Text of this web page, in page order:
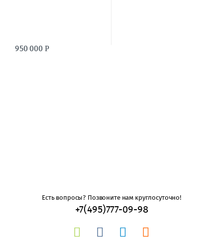
950 000 Р
Есть вопросы? Позвоните нам круглосуточно!
+7(495)777-09-98